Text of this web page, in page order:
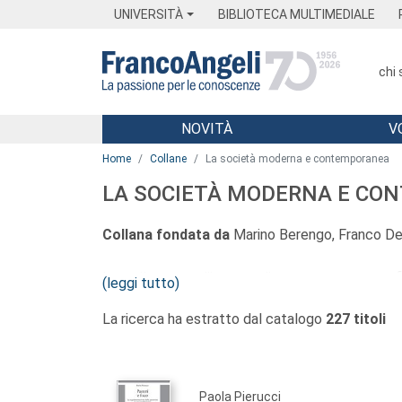
UNIVERSITÀ BIBLIOTECA MULTIMEDIALE
chi
Menu
NOVITÀ
Home Collane La società moderna e contemporanea
LA SOCIETÀ MODERNA E
Collana fondata da Marino Berengo, Franco
La collana, con l’intento di assumere una
fonti, sia strumenti di lavoro funzionali alle
Attraverso le sue pubblicazioni la collana
ed economico italiano e internazionale,
(leggi tutto)
La ricerca ha estratto dal catalogo 227 titoli
Paola Pierucci